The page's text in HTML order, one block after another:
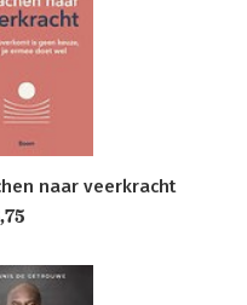
naar veerkracht